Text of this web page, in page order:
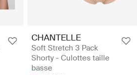
CHANTELLE
Soft Stretch 3 Pack
Shorty - Culottes taille
basse